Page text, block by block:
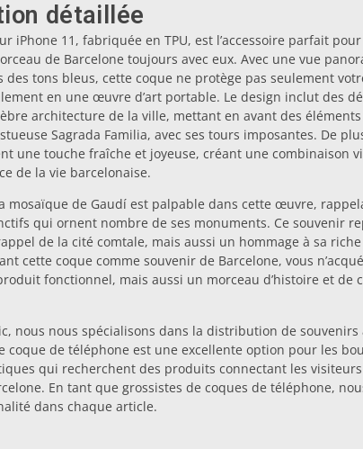
détaillée
iPhone 11, fabriquée en TPU, est l’accessoire parfait
de Barcelone toujours avec eux. Avec une vue
des tons bleus, cette coque ne protège pas seulement
en une œuvre d’art portable. Le design inclut des
architecture de la ville, mettant en avant des
Sagrada Familia, avec ses tours imposantes. De
une touche fraîche et joyeuse, créant une combinaison
de la vie barcelonaise.
mosaïque de Gaudí est palpable dans cette œuvre,
qui ornent nombre de ses monuments. Ce souvenir
de la cité comtale, mais aussi un hommage à sa
cette coque comme souvenir de Barcelone, vous
fonctionnel, mais aussi un morceau d’histoire et de
nous nous spécialisons dans la distribution de
coque de téléphone est une excellente option pour les
qui recherchent des produits connectant les
En tant que grossistes de coques de téléphone,
dans chaque article.